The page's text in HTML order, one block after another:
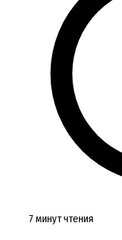
7 минут чтения